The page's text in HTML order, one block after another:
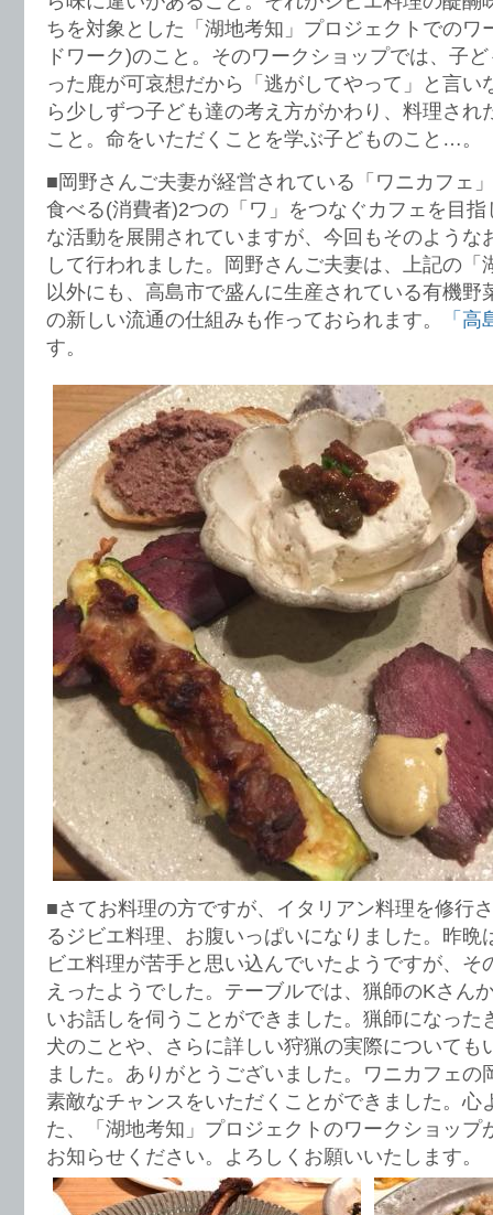
ちを対象とした「湖地考知」プロジェクトでのワ
ドワーク)のこと。そのワークショップでは、子
った鹿が可哀想だから「逃がしてやって」と言い
ら少しずつ子ども達の考え方がかわり、料理され
こと。命をいただくことを学ぶ子どものこと…。
■岡野さんご夫妻が経営されている「ワニカフェ
食べる(消費者)2つの「ワ」をつなぐカフェを目
な活動を展開されていますが、今回もそのような
して行われました。岡野さんご夫妻は、上記の「
以外にも、高島市で盛んに生産されている有機野
の新しい流通の仕組みも作っておられます。
「
す。
■さてお料理の方ですが、イタリアン料理を修行
るジビエ料理、お腹いっぱいになりました。昨晩
ビエ料理が苦手と思い込んでいたようですが、そ
えったようでした。テーブルでは、猟師のKさん
いお話しを伺うことができました。猟師になった
犬のことや、さらに詳しい狩猟の実際についても
ました。ありがとうございました。ワニカフェの
素敵なチャンスをいただくことができました。心
た、「湖地考知」プロジェクトのワークショップ
お知らせください。よろしくお願いいたします。